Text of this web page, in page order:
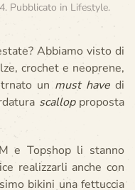
. Pubblicato in Lifestyle.
Abbiamo visto di
crochet e neoprene,
un must have di
scallopproposta
e Topshop li stanno
realizzarli anche con
bikini una fettuccia